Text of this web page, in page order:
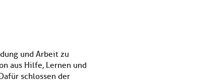
und Arbeit zu
aus Hilfe, Lernen und
schlossen der